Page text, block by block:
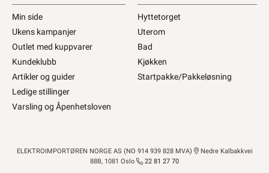
Min side
Ukens kampanjer
Outlet med kuppvarer
Kundeklubb
Artikler og guider
Ledige stillinger
Varsling og Åpenhetsloven
Hyttetorget
Uterom
Bad
Kjøkken
Startpakke/Pakkeløsning
ELEKTROIMPORTØREN NORGE AS (NO 914 939 828 MVA)
Nedre Kalbakkvei
88B, 1081 Oslo
22 81 27 70